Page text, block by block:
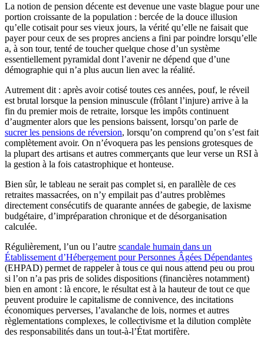
La notion de pension décente est devenue une vaste blague pour une
portion croissante de la population : bercée de la douce illusion
qu’elle cotisait pour ses vieux jours, la vérité qu’elle ne faisait que
payer pour ceux de ses propres anciens a fini par poindre lorsqu’elle
a, à son tour, tenté de toucher quelque chose d’un système
essentiellement pyramidal dont l’avenir ne dépend que d’une
démographie qui n’a plus aucun lien avec la réalité.
Autrement dit : après avoir cotisé toutes ces années, pouf, le réveil
est brutal lorsque la pension minuscule (frôlant l’injure) arrive à la
fin du premier mois de retraite, lorsque les impôts continuent
d’augmenter alors que les pensions baissent, lorsqu’on parle de
sucrer les pensions de réversion, lorsqu’on comprend qu’on s’est fait
complètement avoir. On n’évoquera pas les pensions grotesques de
la plupart des artisans et autres commerçants que leur verse un RSI à
la gestion à la fois catastrophique et honteuse.
Bien sûr, le tableau ne serait pas complet si, en parallèle de ces
retraites massacrées, on n’y empilait pas d’autres problèmes
directement consécutifs de quarante années de gabegie, de laxisme
budgétaire, d’impréparation chronique et de désorganisation
calculée.
Régulièrement, l’un ou l’autre scandale humain dans un
Établissement d’Hébergement pour Personnes Âgées Dépendantes
(EHPAD) permet de rappeler à tous ce qui nous attend peu ou prou
si l’on n’a pas pris de solides dispositions (financières notamment)
bien en amont : là encore, le résultat est à la hauteur de tout ce que
peuvent produire le capitalisme de connivence, des incitations
économiques perverses, l’avalanche de lois, normes et autres
règlementations complexes, le collectivisme et la dilution complète
des responsabilités dans un tout-à-l’État mortifère.